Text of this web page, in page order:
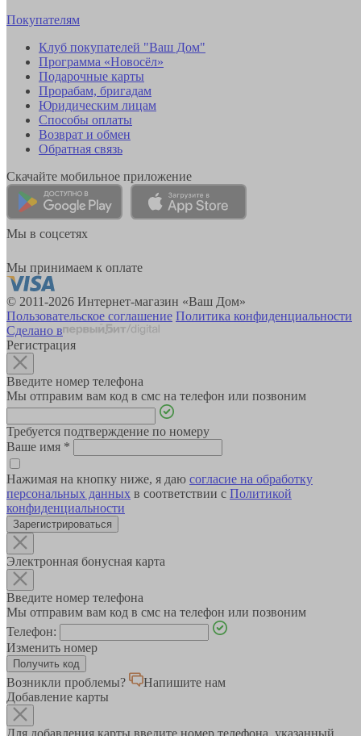
Покупателям
Клуб покупателей "Ваш Дом"
Программа «Новосёл»
Подарочные карты
Прорабам, бригадам
Юридическим лицам
Способы оплаты
Возврат и обмен
Обратная связь
Скачайте мобильное приложение
Мы в соцсетях
Мы принимаем к оплате
© 2011-2026 Интернет-магазин «Ваш Дом»
Пользовательское соглашение Политика конфиденциальности
Сделано в
Регистрация
Введите номер телефона
Мы отправим вам код в смс на телефон или позвоним
Требуется подтверждение по номеру
Ваше имя *
Нажимая на кнопку ниже, я даю согласие на обработку
персональных данных в соответствии с Политикой
конфиденциальности
Зарегистрироваться
Электронная бонусная карта
Введите номер телефона
Мы отправим вам код в смс на телефон или позвоним
Телефон:
Изменить номер
Возникли проблемы?
Напишите нам
Добавление карты